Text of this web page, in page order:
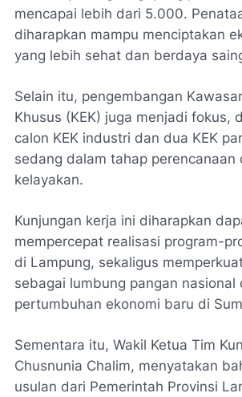
mencapai lebih dari 5.000.
diharapkan mampu menciptakan
yang lebih sehat dan berdaya
Selain itu, pengembangan
Khusus (KEK) juga menjadi fokus,
calon KEK industri dan dua KEK
sedang dalam tahap perencanaan
kelayakan.
Kunjungan kerja ini diharapkan
mempercepat realisasi program-
di Lampung, sekaligus
sebagai lumbung pangan nasional
pertumbuhan ekonomi baru di
Sementara itu, Wakil Ketua Tim
Chusnunia Chalim, menyatakan
usulan dari Pemerintah Provinsi